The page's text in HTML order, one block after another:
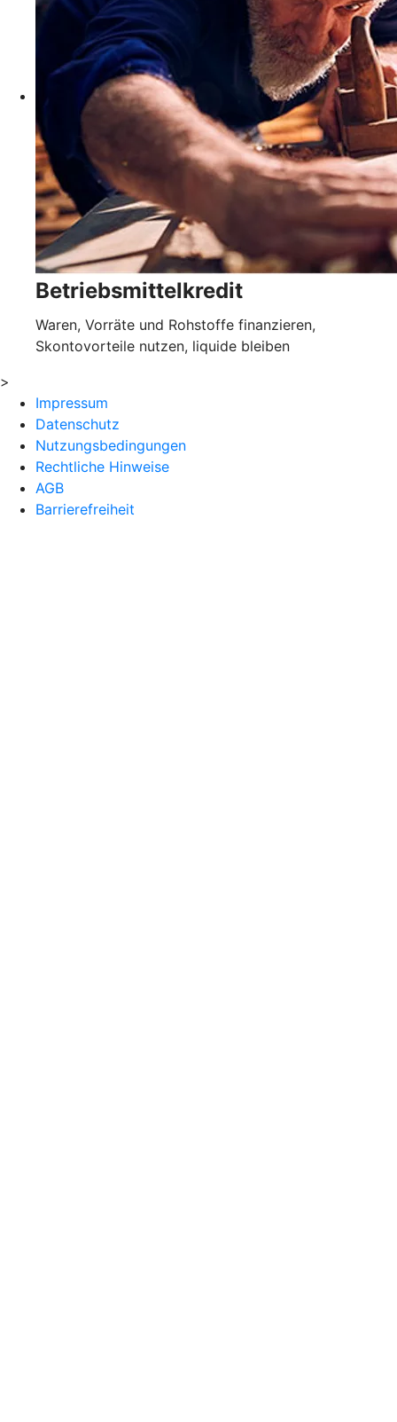
Betriebsmittelkredit
Waren, Vorräte und Rohstoffe finanzieren,
Skontovorteile nutzen, liquide bleiben
>
Impressum
Datenschutz
Nutzungsbedingungen
Rechtliche Hinweise
AGB
Barrierefreiheit